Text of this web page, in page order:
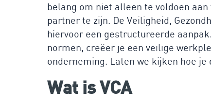
belang om niet alleen te voldoen
partner te zijn. De Veiligheid,
hiervoor een gestructureerde
normen, creëer je een veilige
onderneming. Laten we kijken hoe
Wat is VCA